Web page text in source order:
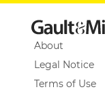
About
Legal Notice
Terms of Use